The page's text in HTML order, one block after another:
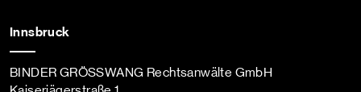
Innsbruck
BINDER GRÖSSWANG Rechtsanwälte GmbH